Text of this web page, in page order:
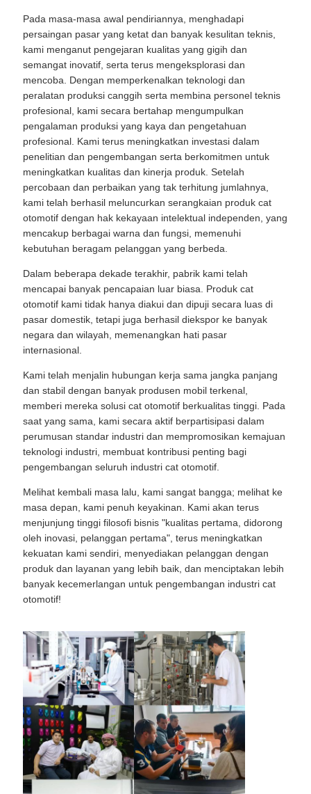
Pada masa-masa awal pendiriannya, menghadapi
persaingan pasar yang ketat dan banyak kesulitan teknis,
kami menganut pengejaran kualitas yang gigih dan
semangat inovatif, serta terus mengeksplorasi dan
mencoba. Dengan memperkenalkan teknologi dan
peralatan produksi canggih serta membina personel teknis
profesional, kami secara bertahap mengumpulkan
pengalaman produksi yang kaya dan pengetahuan
profesional. Kami terus meningkatkan investasi dalam
penelitian dan pengembangan serta berkomitmen untuk
meningkatkan kualitas dan kinerja produk. Setelah
percobaan dan perbaikan yang tak terhitung jumlahnya,
kami telah berhasil meluncurkan serangkaian produk cat
otomotif dengan hak kekayaan intelektual independen, yang
mencakup berbagai warna dan fungsi, memenuhi
kebutuhan beragam pelanggan yang berbeda.
Dalam beberapa dekade terakhir, pabrik kami telah
mencapai banyak pencapaian luar biasa. Produk cat
otomotif kami tidak hanya diakui dan dipuji secara luas di
pasar domestik, tetapi juga berhasil diekspor ke banyak
negara dan wilayah, memenangkan hati pasar
internasional.
Kami telah menjalin hubungan kerja sama jangka panjang
dan stabil dengan banyak produsen mobil terkenal,
memberi mereka solusi cat otomotif berkualitas tinggi. Pada
saat yang sama, kami secara aktif berpartisipasi dalam
perumusan standar industri dan mempromosikan kemajuan
teknologi industri, membuat kontribusi penting bagi
pengembangan seluruh industri cat otomotif.
Melihat kembali masa lalu, kami sangat bangga; melihat ke
masa depan, kami penuh keyakinan. Kami akan terus
menjunjung tinggi filosofi bisnis "kualitas pertama, didorong
oleh inovasi, pelanggan pertama", terus meningkatkan
kekuatan kami sendiri, menyediakan pelanggan dengan
produk dan layanan yang lebih baik, dan menciptakan lebih
banyak kecemerlangan untuk pengembangan industri cat
otomotif!